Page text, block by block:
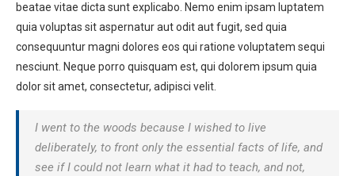
beatae vitae dicta sunt explicabo. Nemo enim ipsam luptatem
quia voluptas sit aspernatur aut odit aut fugit, sed quia
consequuntur magni dolores eos qui ratione voluptatem sequi
nesciunt. Neque porro quisquam est, qui dolorem ipsum quia
dolor sit amet, consectetur, adipisci velit.
I went to the woods because I wished to live
deliberately, to front only the essential facts of life, and
see if I could not learn what it had to teach, and not,